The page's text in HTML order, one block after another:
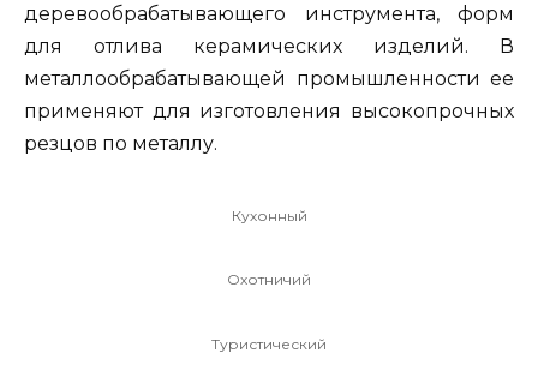
деревообрабатывающего инструмента, форм
для отлива керамических изделий. В
металлообрабатывающей промышленности ее
применяют для изготовления высокопрочных
резцов по металлу.
Кухонный
Охотничий
Туристический